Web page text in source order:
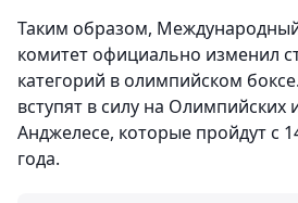
Таким образом,
комитет официально изменил
категорий в олимпийском
вступят в силу на Олимпийских
Анджелесе, которые пройдут с
года.